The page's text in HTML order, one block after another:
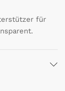
für